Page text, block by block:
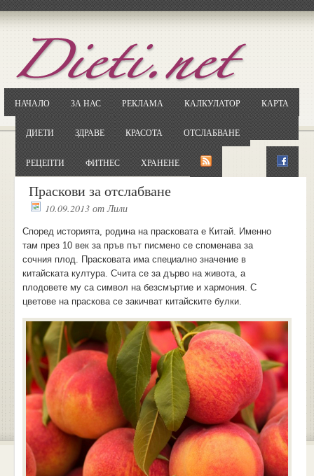
НАЧАЛО ЗА НАС РЕКЛАМА КАЛКУЛАТОР КАРТА
ДИЕТИ ЗДРАВЕ КРАСОТА ОТСЛАБВАНЕ
РЕЦЕПТИ ФИТНЕС ХРАНЕНЕ
Праскови за отслабване
10.09.2013 отЛили
Според историята, родина на прасковата е Китай. Именно
там през 10 век за пръв път писмено се споменава за
сочния плод. Прасковата има специално значение в
китайската култура. Счита се за дърво на живота, а
плодовете му са символ на безсмъртие и хармония. С
цветове на праскова се закичват китайските булки.
ОтворетеGoogle.bg
Потърсете "Cloxy"
Кликнете на първия резултат
... и я въведете в полето: